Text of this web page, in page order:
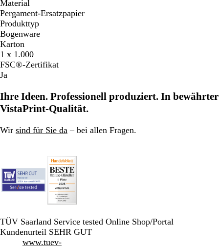
Material
Pergament-Ersatzpapier
Produkttyp
Bogenware
Karton
1 x 1.000
FSC®-Zertifikat
Ja
Ihre Ideen. Professionell produziert. In bewährter
VistaPrint-Qualität.
Wir sind für Sie da – bei allen Fragen.
TÜV Saarland Service tested Online Shop/Portal
Kundenurteil SEHR GUT
www.tuev-